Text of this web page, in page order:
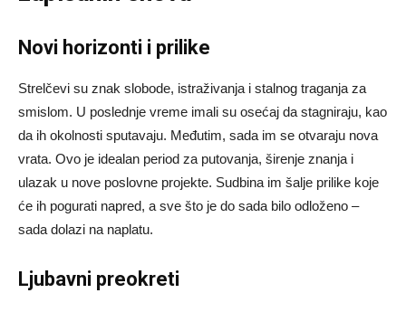
Novi horizonti i prilike
Strelčevi su znak slobode, istraživanja i stalnog traganja za
smislom. U poslednje vreme imali su osećaj da stagniraju, kao
da ih okolnosti sputavaju. Međutim, sada im se otvaraju nova
vrata. Ovo je idealan period za putovanja, širenje znanja i
ulazak u nove poslovne projekte. Sudbina im šalje prilike koje
će ih pogurati napred, a sve što je do sada bilo odloženo –
sada dolazi na naplatu.
Ljubavni preokreti